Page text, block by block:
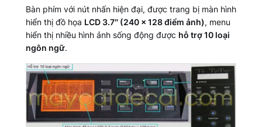
Bàn phím với nút nhấn hiện đại, được trang bị màn hình
hiển thị đồ họa LCD 3.7″ (240 x 128 điểm ảnh), menu
hiển thị nhiều hình ảnh sống động được hỗ trợ 10 loại
ngôn ngữ.